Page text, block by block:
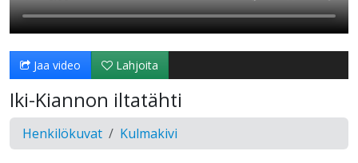
Jaa video Lahjoita
Iki-Kiannon iltatähti
Henkilökuvat Kulmakivi